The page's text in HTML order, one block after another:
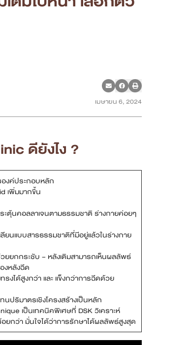
เมษายน 6, 2024
ดียังไง ?
งค์ประกอบหลัก
เพิ่มมากขึ้น
ะตุ้นคอลลาเจนตามธรรมชาติ ร่างกายค่อยๆ
ลียนแบบสารธรรมชาติที่มีอยู่แล้วในร่างกาย
ยยกกระชับ – หลังเติมสามารถเห็นผลลัพธ์
งหลังฉีด
งได้สูงกว่า และ แข็งกว่าการฉีดด้วย
ปริมาตรเชิงโครงสร้างเป็นหลัก
เป็นเทคนิคพิเศษที่ DSK วิเคราะห์
ยกว่า มั่นใจได้ว่าการรักษาได้ผลลัพธ์สูงสุด